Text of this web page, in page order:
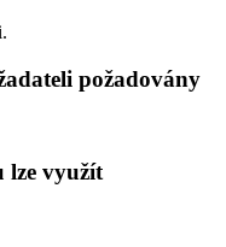
požadovány
lze využít